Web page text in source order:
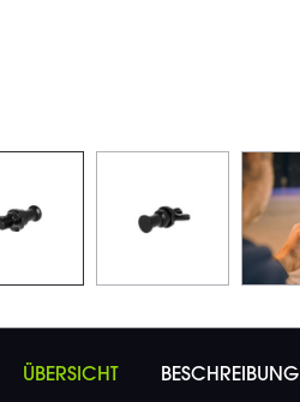
ÜBERSICHT BESCHREIBUNG